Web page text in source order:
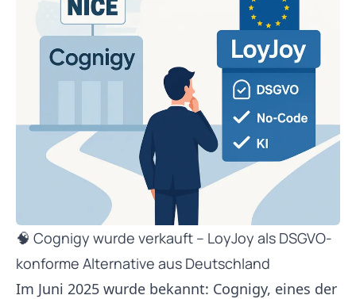
🧠 Cognigy wurde verkauft – LoyJoy als DSGVO-
konforme Alternative aus Deutschland
Im Juni 2025 wurde bekannt: Cognigy, eines der